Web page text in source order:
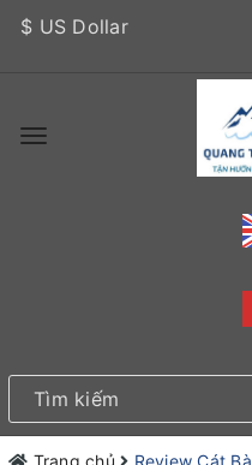
$ US Dollar
Trang chủ Review Cát Bà